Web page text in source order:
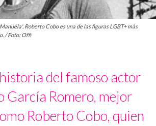
Roberto Cobo es una de las figuras LGBT+ más
/ Foto: Offi
del famoso actor
García Romero, mejor
Roberto Cobo, quien